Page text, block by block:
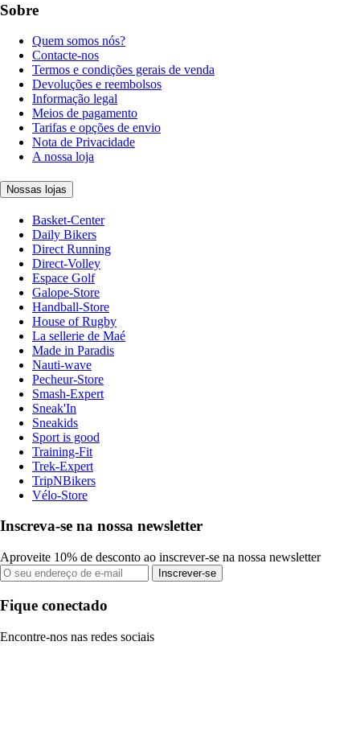
Sobre
Quem somos nós?
Contacte-nos
Termos e condições gerais de venda
Devoluções e reembolsos
Informação legal
Meios de pagamento
Tarifas e opções de envio
Nota de Privacidade
A nossa loja
Nossas lojas
Basket-Center
Daily Bikers
Direct Running
Direct-Volley
Espace Golf
Galope-Store
Handball-Store
House of Rugby
La sellerie de Maé
Made in Paradis
Nauti-wave
Pecheur-Store
Smash-Expert
Sneak'In
Sneakids
Sport is good
Training-Fit
Trek-Expert
TripNBikers
Vélo-Store
Inscreva-se na nossa newsletter
Aproveite 10% de desconto ao inscrever-se na nossa newsletter
Inscrever-se
Fique conectado
Encontre-nos nas redes sociais